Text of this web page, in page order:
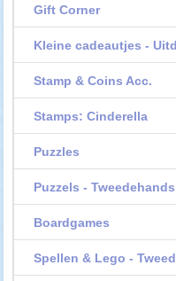
Gift Corner
Kleine cadeautjes -
Stamp & Coins Acc.
Stamps: Cinderella
Puzzles
Puzzels -
Boardgames
Spellen & Lego -